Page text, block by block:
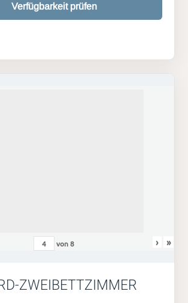
Verfügbarkeit prüfen
von8 › »
ZWEIBETTZIMMER